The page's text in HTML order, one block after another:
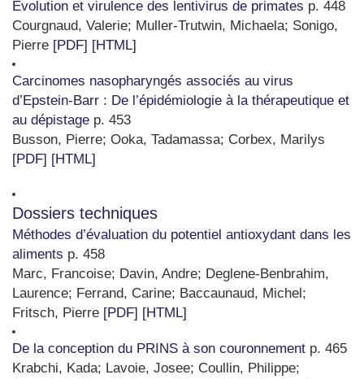
Évolution et virulence des lentivirus de primates p. 448
Courgnaud, Valerie; Muller-Trutwin, Michaela; Sonigo,
Pierre [PDF] [HTML]
Carcinomes nasopharyngés associés au virus
d’Epstein-Barr : De l’épidémiologie à la thérapeutique et
au dépistage p. 453
Busson, Pierre; Ooka, Tadamassa; Corbex, Marilys
[PDF] [HTML]
Dossiers techniques
Méthodes d’évaluation du potentiel antioxydant dans les
aliments p. 458
Marc, Francoise; Davin, Andre; Deglene-Benbrahim,
Laurence; Ferrand, Carine; Baccaunaud, Michel;
Fritsch, Pierre [PDF] [HTML]
De la conception du PRINS à son couronnement p. 465
Krabchi, Kada; Lavoie, Josee; Coullin, Philippe;